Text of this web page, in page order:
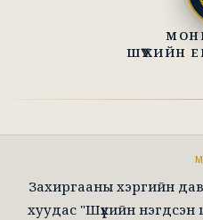
ШҮҮХИЙН
Захиргааны хэргийн
хуудас "Шүүхийн